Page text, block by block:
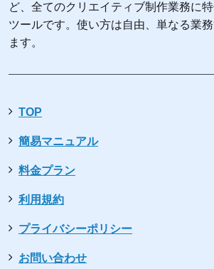
ど、全てのクリエイティブ制作業務に
ツールです。使い方は自由、単なる業
ます。
TOP
簡易マニュアル
料金プラン
利用規約
プライバシーポリシー
お問い合わせ